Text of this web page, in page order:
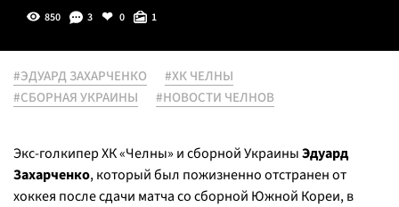
850 3 0 1
#ЭДУАРД ЗАХАРЧЕНКО
#ХК ЧЕЛНЫ
#СБОРНАЯ УКРАИНЫ
#НОВОСТИ ЧЕЛНОВ
Экс-голкипер ХК «Челны» и сборной УкраиныЭдуард
Захарченко, который был пожизненно отстранен от
хоккея после сдачи матча со сборной Южной Кореи, в